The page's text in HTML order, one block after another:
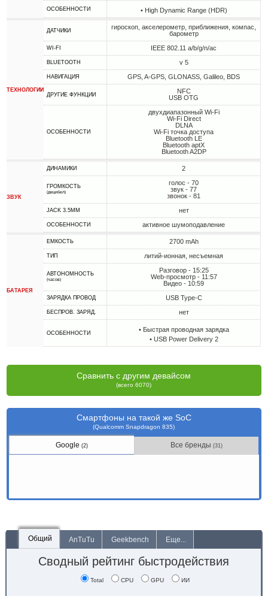
ОСОБЕННОСТИ • High Dynamic Range (HDR)
ТЕХНОЛОГИИ
ДАТЧИКИ
гироскоп, акселерометр, приближения, компас,
барометр
WI-FI IEEE 802.11 a/b/g/n/ac
BLUETOOTH v 5
НАВИГАЦИЯ GPS, A-GPS, GLONASS, Galileo, BDS
ДРУГИЕ ФУНКЦИИ
NFC
USB OTG
ОСОБЕННОСТИ
двухдиапазонный Wi-Fi
Wi-Fi Direct
DLNA
Wi-Fi точка доступа
Bluetooth LE
Bluetooth aptX
Bluetooth A2DP
ЗВУК
ДИНАМИКИ 2
ГРОМКОСТЬ
(децибел)
голос - 70
звук - 77
звонок - 81
JACK 3.5MM нет
ОСОБЕННОСТИ активное шумоподавление
БАТАРЕЯ
ЕМКОСТЬ 2700 mAh
ТИП литий-ионная, несъемная
АВТОНОМНОСТЬ
(часов)
Разговор - 15:25
Web-просмотр - 11:57
Видео - 10:59
ЗАРЯДКА ПРОВОД USB Type-C
БЕСПРОВ. ЗАРЯД. нет
ОСОБЕННОСТИ
• Быстрая проводная зарядка
• USB Power Delivery 2
Сравнить с другим девайсом
(всего 6070)
Смартфоны на такой же SoC
(Qualcomm Snapdragon 835)
Google(2) Все бренды(31)
Общий AnTuTu Geekbench Еще...
Сводный рейтинг быстродействия
Total CPU GPU ИИ